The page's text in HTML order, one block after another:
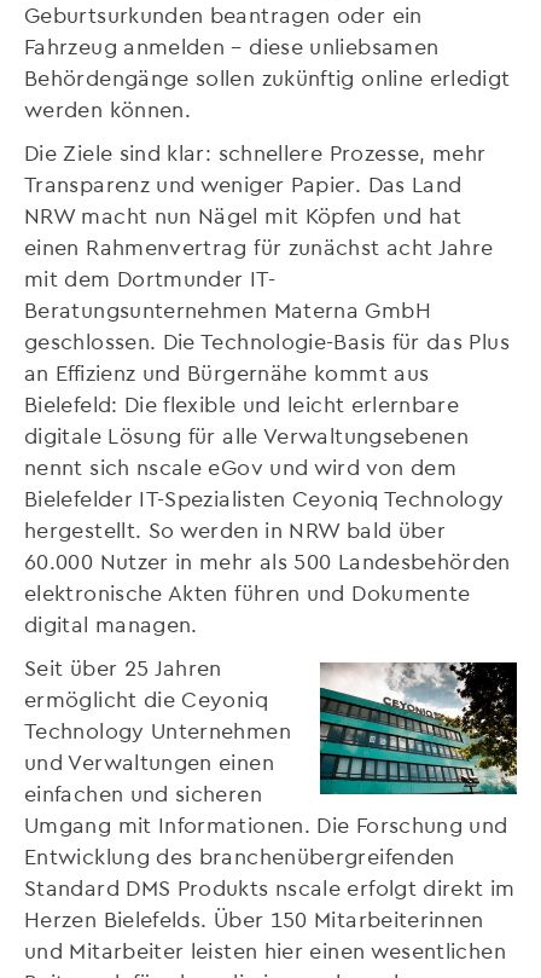
Geburtsurkunden beantragen oder ein
Fahrzeug anmelden – diese unliebsamen
Behördengänge sollen zukünftig online erledigt
werden können.
Die Ziele sind klar: schnellere Prozesse, mehr
Transparenz und weniger Papier. Das Land
NRW macht nun Nägel mit Köpfen und hat
einen Rahmenvertrag für zunächst acht Jahre
mit dem Dortmunder IT-
Beratungsunternehmen Materna GmbH
geschlossen. Die Technologie-Basis für das Plus
an Effizienz und Bürgernähe kommt aus
Bielefeld: Die flexible und leicht erlernbare
digitale Lösung für alle Verwaltungsebenen
nennt sich nscale eGov und wird von dem
Bielefelder IT-Spezialisten Ceyoniq Technology
hergestellt. So werden in NRW bald über
60.000 Nutzer in mehr als 500 Landesbehörden
elektronische Akten führen und Dokumente
digital managen.
Seit über 25 Jahren
ermöglicht die Ceyoniq
Technology Unternehmen
und Verwaltungen einen
einfachen und sicheren
Umgang mit Informationen. Die Forschung und
Entwicklung des branchenübergreifenden
Standard DMS Produkts nscale erfolgt direkt im
Herzen Bielefelds. Über 150 Mitarbeiterinnen
und Mitarbeiter leisten hier einen wesentlichen